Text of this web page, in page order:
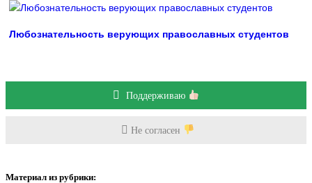
Любознательность верующих православных студентов
Поддерживаю
Не согласен
Материал из рубрики: